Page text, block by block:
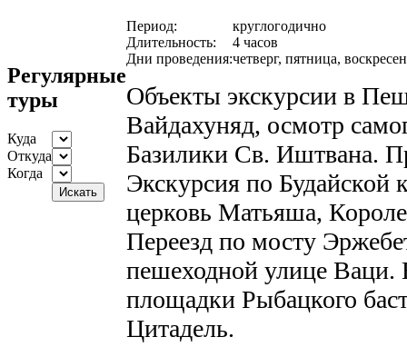
Регулярные
туры
Куда
Откуда
Когда
Период:
круглогодично
Длительность:
4 часов
Дни проведения:четверг, пятница,
Объекты экскурсии в
Вайдахуняд, осмотр
Базилики Св. Иштвана.
Экскурсия по Будайской
церковь Матьяша,
Переезд по мосту
пешеходной улице
площадки Рыбацкого
Цитадель.